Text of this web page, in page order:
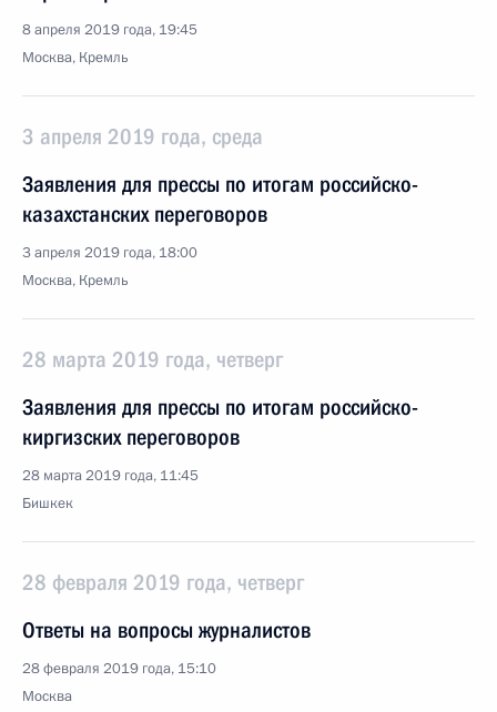
8 апреля 2019 года, 19:45
Москва, Кремль
3 апреля 2019 года, среда
Заявления для прессы по итогам российско-
казахстанских переговоров
3 апреля 2019 года, 18:00
Москва, Кремль
28 марта 2019 года, четверг
Заявления для прессы по итогам российско-
киргизских переговоров
28 марта 2019 года, 11:45
Бишкек
28 февраля 2019 года, четверг
Ответы на вопросы журналистов
28 февраля 2019 года, 15:10
Москва